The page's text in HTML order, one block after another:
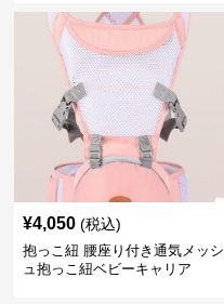
¥4,050 (税込)
抱っこ紐 腰座り付き通気メッシ
ュ抱っこ紐ベビーキャリア